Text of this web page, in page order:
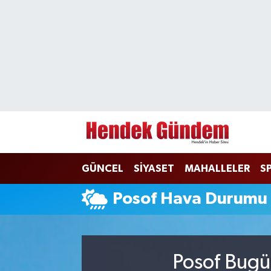
GÜNCEL SİYASET MAHALLELER
Posof Hava Durumu
Posof
Sakarya Trafik Yoğunluk Haritası
Süper Lig Puan Durumu ve Fikstür
Tüm Manşetler